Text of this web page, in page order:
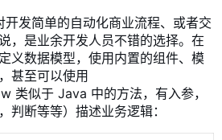
简单的自动化商业流程、或者交
，是业余开发人员不错的选择。在
义数据模型，使用内置的组件、模
甚至可以使用
似于 Java 中的方法，有入参，
判断等等）描述业务逻辑：